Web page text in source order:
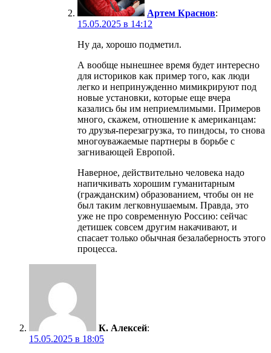
Артем Краснов:
15.05.2025 в 14:12
Ну да, хорошо подметил.
А вообще нынешнее время будет интересно
для историков как пример того, как люди
легко и непринужденно мимикрируют под
новые установки, которые еще вчера
казались бы им неприемлимыми. Примеров
много, скажем, отношение к американцам:
то друзья-перезагрузка, то пиндосы, то снова
многоуважаемые партнеры в борьбе с
загнивающей Европой.
Наверное, действительно человека надо
напичкивать хорошим гуманитарным
(гражданским) образованием, чтобы он не
был таким легковнушаемым. Правда, это
уже не про современную Россию: сейчас
детишек совсем другим накачивают, и
спасает только обычная безалаберность этого
процесса.
К. Алексей:
15.05.2025 в 18:05